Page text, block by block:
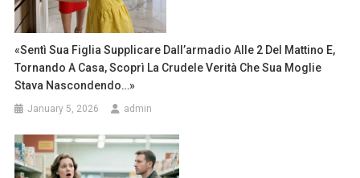
«Sentì Sua Figlia Supplicare Dall’armadio Alle 2 Del Mattino E,
Tornando A Casa, Scoprì La Crudele Verità Che Sua Moglie
Stava Nascondendo…»
January 5, 2026 admin